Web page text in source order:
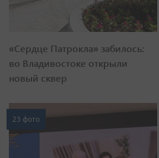
«Сердце Патрокла» забилось:
во Владивостоке открыли
новый сквер
23 фото